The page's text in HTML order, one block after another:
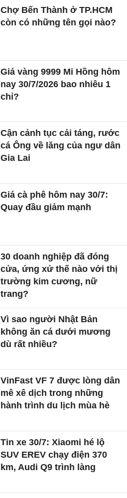
Chợ Bến Thành ở TP.HCM
còn có những tên gọi nào?
Giá vàng 9999 Mi Hồng hôm
nay 30/7/2026 bao nhiêu 1
chỉ?
Cận cảnh tục cải táng, rước
cá Ông về lăng của ngư dân
Gia Lai
Giá cà phê hôm nay 30/7:
Quay đầu giảm mạnh
30 doanh nghiệp đã đóng
cửa, ứng xử thế nào với thị
trường kim cương, nữ
trang?
Vì sao người Nhật Bản
không ăn cá dưới mương
dù rất nhiều?
VinFast VF 7 được lòng dân
mê xê dịch trong những
hành trình du lịch mùa hè
Tin xe 30/7: Xiaomi hé lộ
SUV EREV chạy điện 370
km, Audi Q9 trình làng